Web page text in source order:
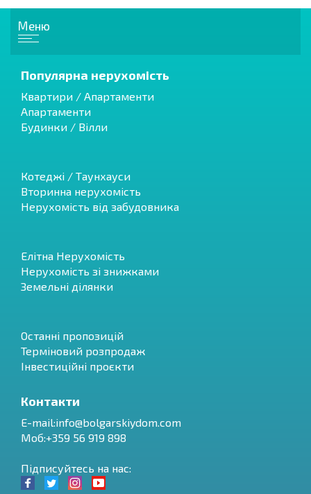
Меню
Популярна нерухомість
Квартири / Апартаменти
Апартаменти
Будинки / Вілли
Котеджі / Таунхауси
Вторинна нерухомість
Нерухомість від забудовника
Елітна Нерухомість
Нерухомість зі знижками
Земельні ділянки
Останні пропозицій
Терміновий розпродаж
Інвестиційні проєкти
Контакти
E-mail:info@bolgarskiydom.com
Моб:+359 56 919 898
Підписуйтесь на нас: